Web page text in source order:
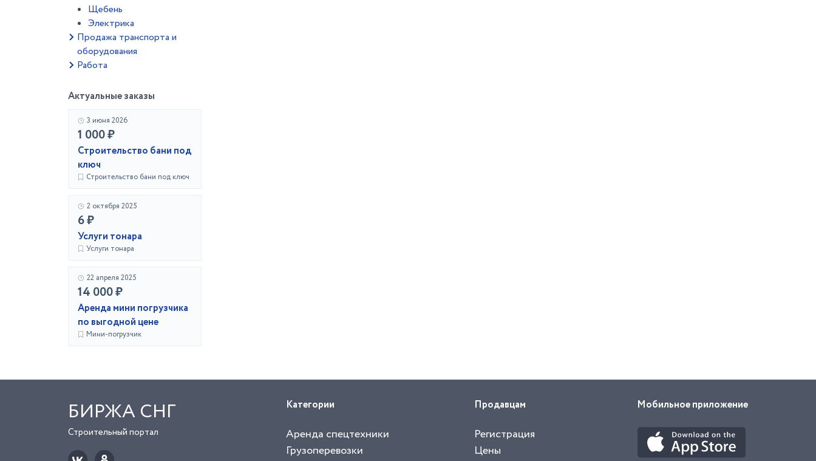
Щебень
Электрика
Продажа транспорта и
оборудования
Работа
Актуальные заказы
3 июня 2026
1 000 ₽
Строительство бани под
ключ
Строительство бани под ключ
2 октября 2025
6 ₽
Услуги тонара
Услуги тонара
22 апреля 2025
14 000 ₽
Аренда мини погрузчика
по выгодной цене
Мини-погрузчик
БИРЖА СНГ
Строительный портал
Категории
Аренда спецтехники
Грузоперевозки
Продавцам
Регистрация
Цены
Мобильное приложение